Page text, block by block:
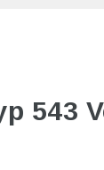
543